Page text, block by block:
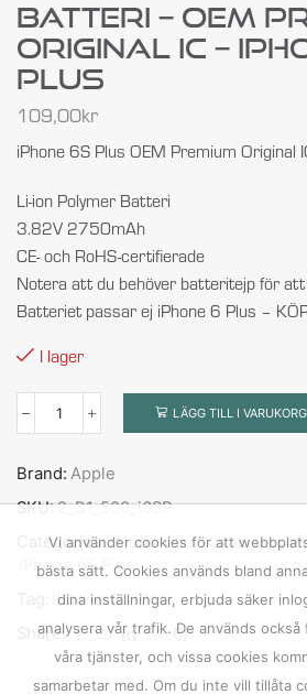
Batteri – OEM
Original IC –
Plus
109,00kr
iPhone 6S Plus OEM Premium Original
Li-ion Polymer Batteri
3.82V 2750mAh
CE- och RoHS-certifierade
Notera att du behöver batteritejp för
Batteriet passar ej iPhone 6 Plus –
I lager
LÄGG TILL I VARUKORG
Brand: Apple
SKU:2_B1_500_i6SP
Categories: Mobilreservdelar,Apple
iPhone 6S Plus
iPhone 6S Plus,
Share:
Vi använder cookies för att
bästa sätt. Cookies används bland
dina inställningar, erbjuda säker
analysera vår trafik. De används
våra tjänster, och vissa cookies
samarbetar med. Om du inte vill tillåta